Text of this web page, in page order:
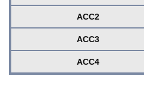
ACC2
ACC3
ACC4